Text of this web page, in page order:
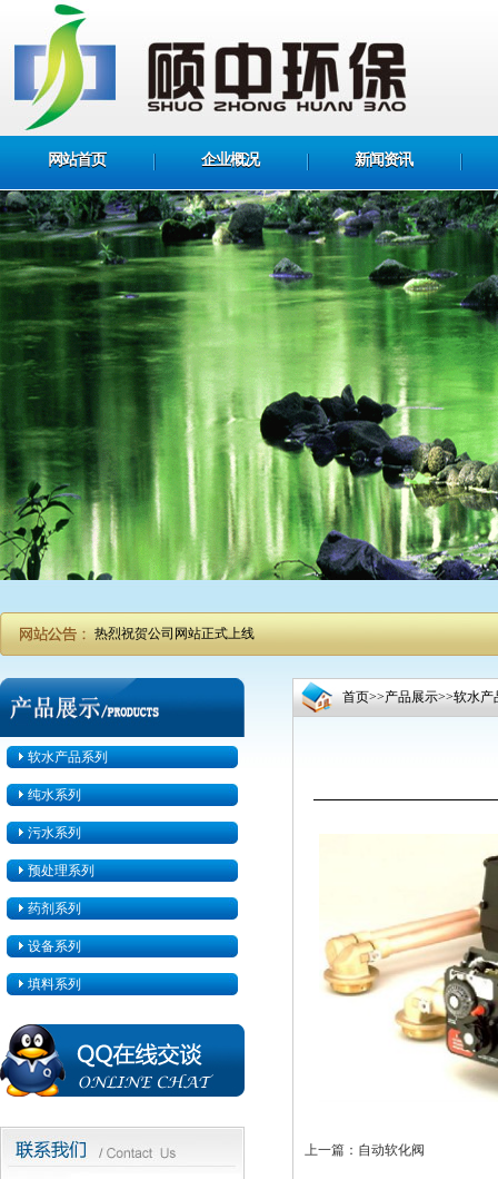
网站首页 企业概况 新闻资讯
热烈祝贺公司网站正式上线
软水产品系列
纯水系列
污水系列
预处理系列
药剂系列
设备系列
填料系列
首页>>产品展示>>软水产
上一篇： 自动软化阀